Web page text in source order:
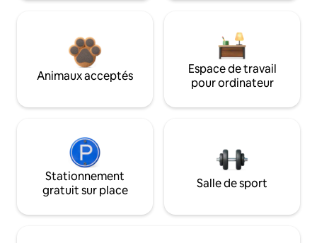
Animaux acceptés
Espace de travail
pour ordinateur
Stationnement
gratuit sur place
Salle de sport